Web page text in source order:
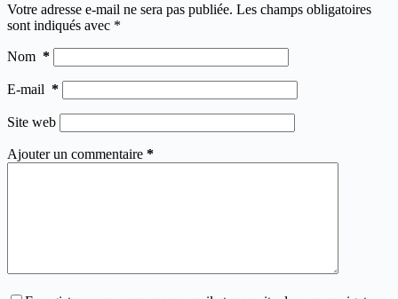
Votre adresse e-mail ne sera pas publiée. Les champs obligatoires
sont indiqués avec *
Nom *
E-mail *
Site web
Ajouter un commentaire *